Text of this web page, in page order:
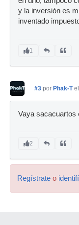
y la inversión es
inventado
1
#3 por Phak-T
Vaya sacacuartos
2
Regístrate o